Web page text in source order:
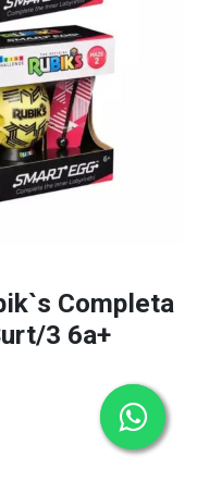
Completa
3 6a+